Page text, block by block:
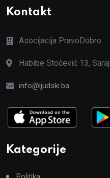
Kontakt
Asocijacija PravoDobro
Habibe Stočević 13,
info@ljudski.ba
Kategorije